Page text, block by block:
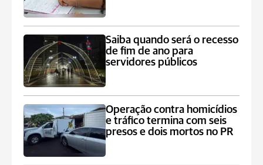
Saiba quando será o recesso
de fim de ano para
servidores públicos
Operação contra homicídios
e tráfico termina com seis
presos e dois mortos no PR